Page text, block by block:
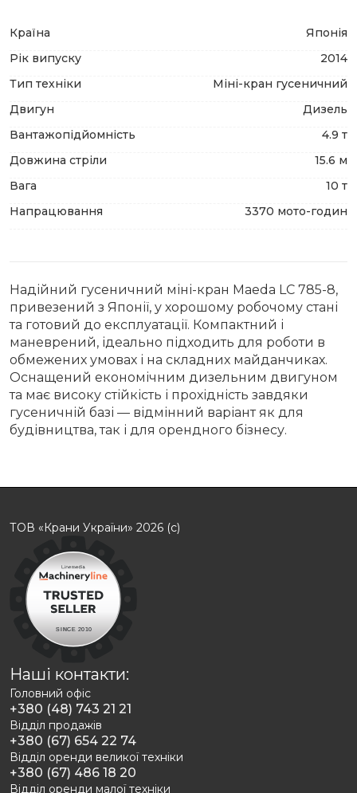
Країна
Японія
Рік випуску
2014
Тип техніки
Міні-кран гусеничний
Двигун
Дизель
Вантажопідйомність
4.9 т
Довжина стріли
15.6 м
Вага
10 т
Напрацювання
3370 мото-годин
Надійний гусеничний міні-кран Maeda LC 785-8,
привезений з Японії, у хорошому робочому стані
та готовий до експлуатації. Компактний і
маневрений, ідеально підходить для роботи в
обмежених умовах і на складних майданчиках.
Оснащений економічним дизельним двигуном
та має високу стійкість і прохідність завдяки
гусеничній базі — відмінний варіант як для
будівництва, так і для орендного бізнесу.
ТОВ «Крани України» 2026 (с)
Наші контакти:
Головний офіс
+380 (48) 743 21 21
Відділ продажів
+380 (67) 654 22 74
Відділ оренди великої техніки
+380 (67) 486 18 20
Відділ оренди малої техніки